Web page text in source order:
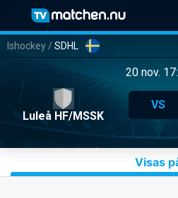
Ishockey /SDHL
20 nov.
Luleå HF/MSSK
VS
Visas